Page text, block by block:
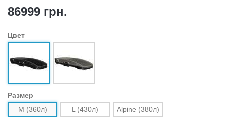
86999 грн.
Цвет
Размер
M (360л)
L (430л) Alpine (380л)